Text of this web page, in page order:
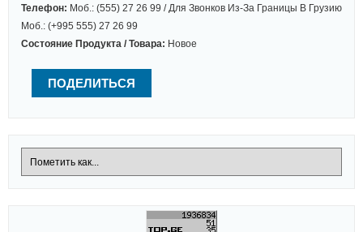
Телефон: Моб.: (555) 27 26 99 / Для Звонков Из-За Границы В Грузию
Моб.: (+995 555) 27 26 99
Состояние Продукта / Товара: Новое
ПОДЕЛИТЬСЯ